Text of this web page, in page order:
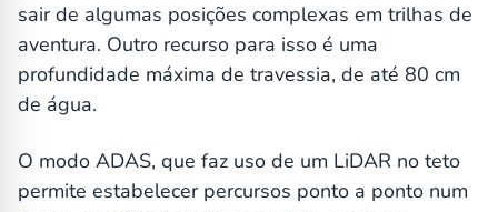
sair de algumas posições complexas em trilhas de
aventura. Outro recurso para isso é uma
profundidade máxima de travessia, de até 80 cm
de água.
O modo ADAS, que faz uso de um LiDAR no teto
permite estabelecer percursos ponto a ponto num